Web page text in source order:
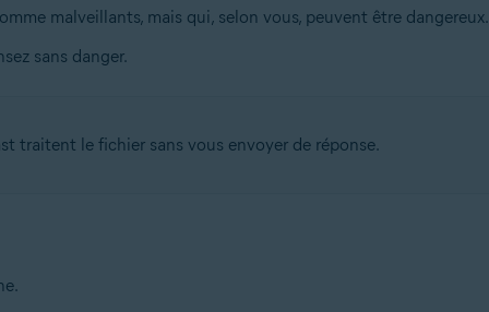
malveillants, mais qui, selon vous, peuvent être dangereux.
sans danger.
traitent le fichier sans vous envoyer de réponse.